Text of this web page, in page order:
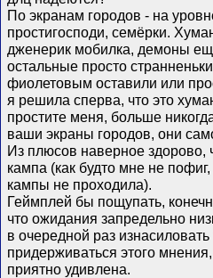
По экранам городов - на
простигосподи, семёрки.
дженерик мобилка, демоны
остальные просто
фиолетовым оставили или
я решила сперва, что это
простите меня, больше
ваши экраны городов, они
Из плюсов наверное здорово,
кампа (как будто мне не
кампы не проходила).
Геймплей бы пощупать,
что ожидания запредельно
в очередной раз
придерживаться этого
приятно удивлена.